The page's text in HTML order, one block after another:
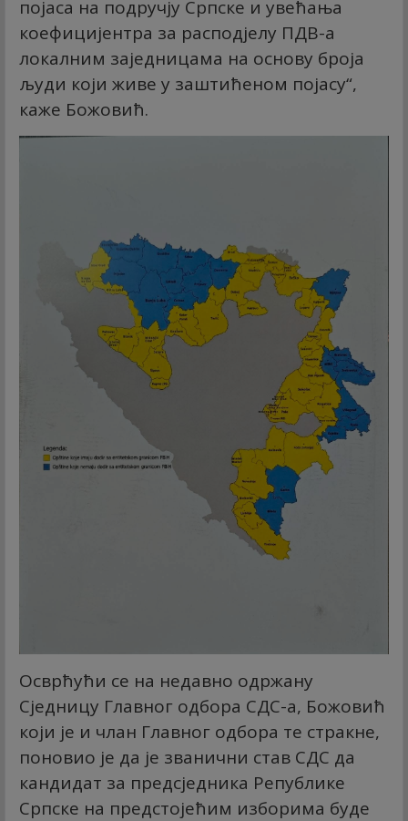
појаса на подручју Српске и увећања
коефицијентра за расподјелу ПДВ-а
локалним заједницама на основу броја
људи који живе у заштићеном појасу“,
каже Божовић.
Осврћући се на недавно одржану
Сједницу Главног одбора СДС-а, Божовић
који је и члан Главног одбора те стракне,
поновио је да је званични став СДС да
кандидат за предсједника Републике
Српске на предстојећим изборима буде